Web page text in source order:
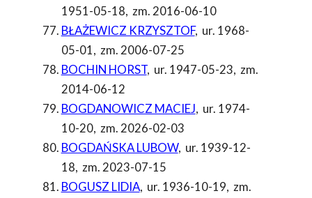
1951-05-18, zm. 2016-06-10
BŁAŻEWICZ KRZYSZTOF, ur. 1968-
05-01, zm. 2006-07-25
BOCHIN HORST, ur. 1947-05-23, zm.
2014-06-12
BOGDANOWICZ MACIEJ, ur. 1974-
10-20, zm. 2026-02-03
BOGDAŃSKA LUBOW, ur. 1939-12-
18, zm. 2023-07-15
BOGUSZ LIDIA, ur. 1936-10-19, zm.